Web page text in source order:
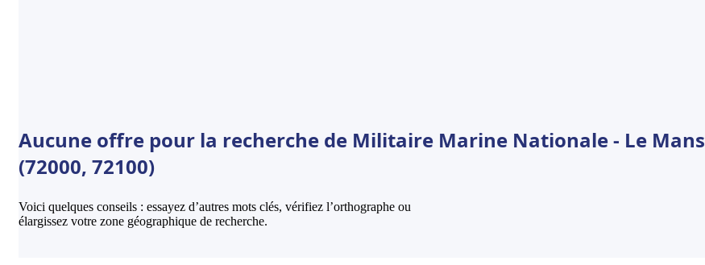
Aucune offre pour la recherche de Militaire Marine Nationale - Le Mans
(72000, 72100)
Voici quelques conseils : essayez d’autres mots clés, vérifiez l’orthographe ou
élargissez votre zone géographique de recherche.